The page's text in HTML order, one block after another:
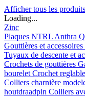
Afficher tous les
Loading...
Zinc
Plaques NTRL Anthra
Gouttières et accessoires
Tuyaux de descente et
Crochets de gouttières
bourelet Crochet
Colliers charnière
houtdraadpin Colliers